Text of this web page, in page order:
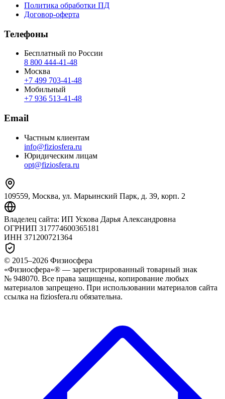
Политика обработки ПД
Договор-оферта
Телефоны
Бесплатный по России
8 800 444‑41‑48
Москва
+7 499 703‑41‑48
Мобильный
+7 936 513‑41‑48
Email
Частным клиентам
info@fiziosfera.ru
Юридическим лицам
opt@fiziosfera.ru
109559, Москва, ул. Марьинский Парк, д. 39, корп. 2
Владелец сайта: ИП Ускова Дарья Александровна
ОГРНИП 317774600365181
ИНН 371200721364
© 2015–2026 Физиосфера
«Физиосфера»® — зарегистрированный товарный знак
№ 948070. Все права защищены, копирование любых
материалов запрещено. При использовании материалов сайта
ссылка на fiziosfera.ru обязательна.